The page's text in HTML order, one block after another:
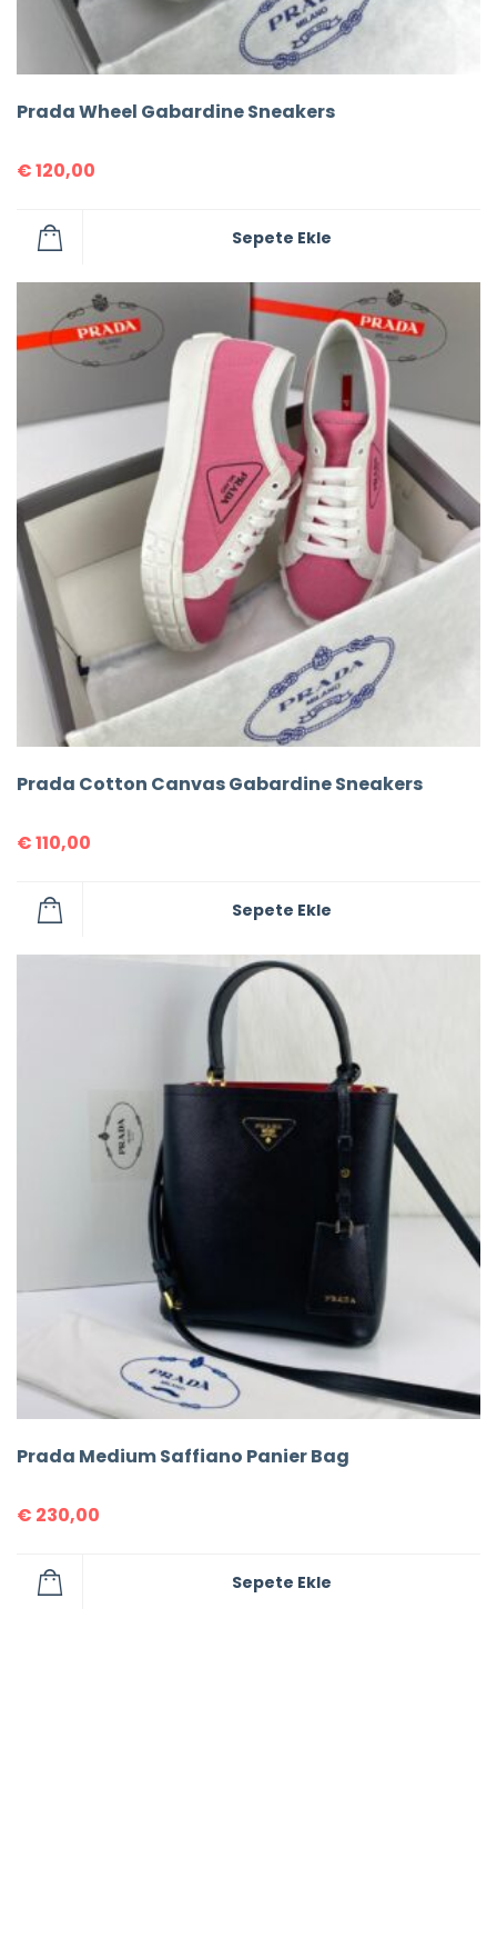
Prada Wheel Gabardine Sneakers
€120,00
Sepete Ekle
Prada Cotton Canvas Gabardine Sneakers
€110,00
Sepete Ekle
Prada Medium Saffiano Panier Bag
€ 230,00
Sepete Ekle